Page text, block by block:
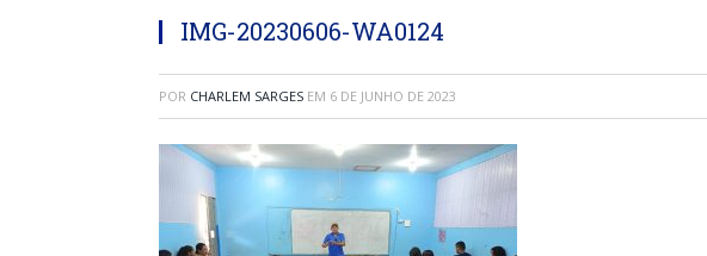
IMG-20230606-WA0124
POR CHARLEM SARGES EM 6 DE JUNHO DE 2023